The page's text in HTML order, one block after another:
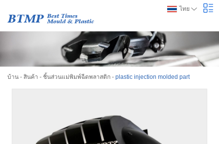
ไทย
บ้าน - สินค้า - ชิ้นส่วนแม่พิมพ์ฉีดพลาสติก - plastic injection molded part